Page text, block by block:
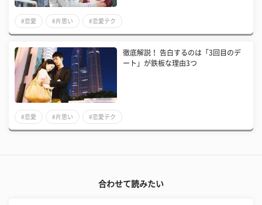
#恋愛 #片思い #恋愛テク
徹底解説！ 告白するのは「3回目のデ
ート」が鉄板な理由3つ
#恋愛 #片思い #恋愛テク
合わせて読みたい